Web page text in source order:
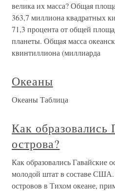
велика их масса? Общая
363,7 миллиона квадратных
71,3 процента от общей
планеты. Общая масса
квинтиллиона (миллиарда
Океаны
Океаны Таблица
Как образовались
острова?
Как образовались Гавайские
молодой штат в составе
островов в Тихом океане,